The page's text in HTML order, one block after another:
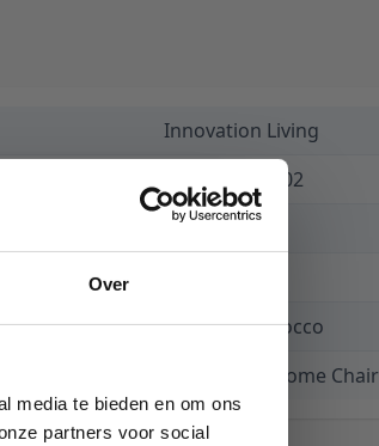
Over
media te bieden en om ons
partners voor social
Innovation Living
5700110886802
€ 1.460,00
358 Taura Chocco
Cubed 90 Chrome Chair